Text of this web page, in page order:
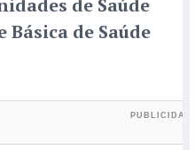
de Saúde
Básica de Saúde